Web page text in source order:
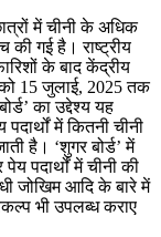
में चीनी के अधिक
गई है। राष्ट्रीय
के बाद केंद्रीय
को 15 जुलाई, 2025 तक
का उद्देश्य यह
में कितनी चीनी
है। ‘शुगर बोर्ड’ में
पदार्थों में चीनी की
जोखिम आदि के बारे में
भी उपलब्ध कराए